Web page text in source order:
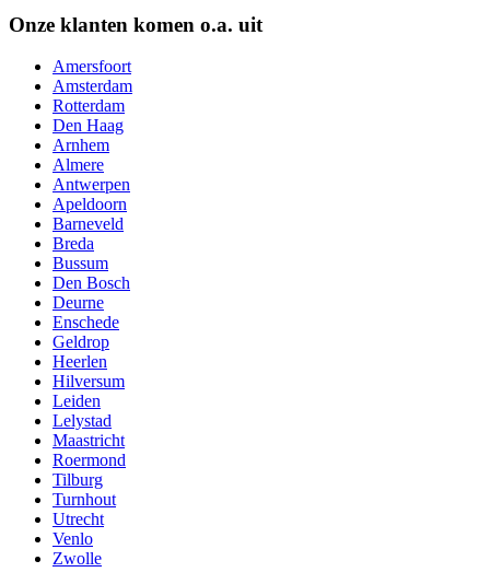
Onze klanten komen o.a. uit
Amersfoort
Amsterdam
Rotterdam
Den Haag
Arnhem
Almere
Antwerpen
Apeldoorn
Barneveld
Breda
Bussum
Den Bosch
Deurne
Enschede
Geldrop
Heerlen
Hilversum
Leiden
Lelystad
Maastricht
Roermond
Tilburg
Turnhout
Utrecht
Venlo
Zwolle